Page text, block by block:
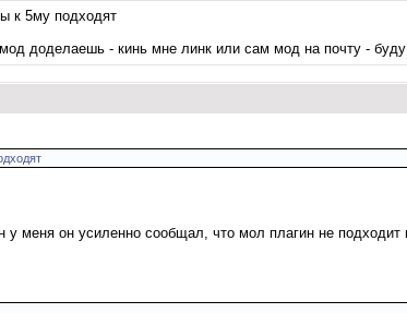
к 5му подходят
доделаешь - кинь мне линк или сам мод на почту -
меня он усиленно сообщал, что мол плагин не